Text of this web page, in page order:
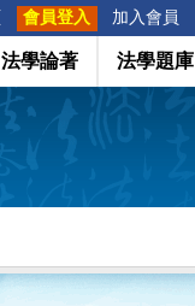
會員登入 加入會員
法學論著 法學題庫